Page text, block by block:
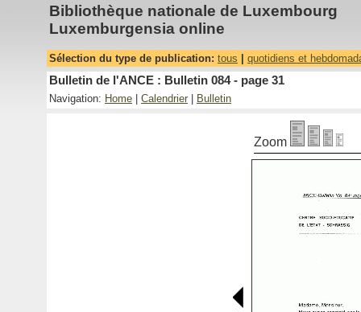
Bibliothèque nationale de Luxembourg
Luxemburgensia online
Sélection du type de publication: tous quotidiens et
Bulletin de l'ANCE : Bulletin 084 - page 31
Navigation: Home Calendrier Bulletin
Zoom